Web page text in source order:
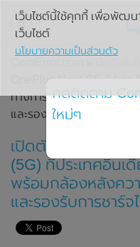
OnePlus Nord CE 3 Lite
ทางการแล้ว มาพร้อมกล้อ
และรองรับการชาร์จไวที่ 67W
เปิดตัวสมาร์ทโฟน
(5G) ที่ประเทศอินเ
พร้อมกล้องหลังคว
และรองรับการชาร์จ
เว็บไซต์นี้ใช้คุกกี้ เพื่อพัฒน
เว็บไซต์
นโยบายความเป็นส่วนตัว
กดติดตาม
ใหม่ๆ